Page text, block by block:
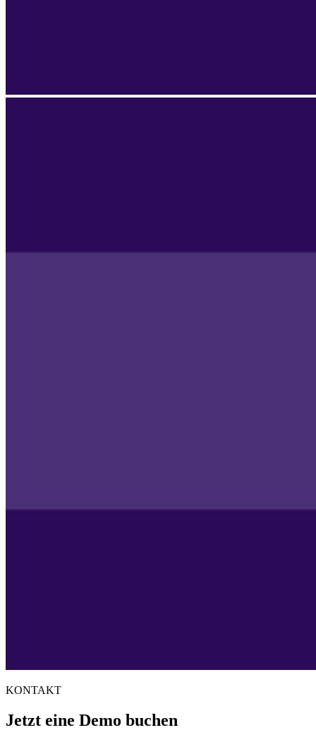
KONTAKT
Jetzt eine Demo buchen